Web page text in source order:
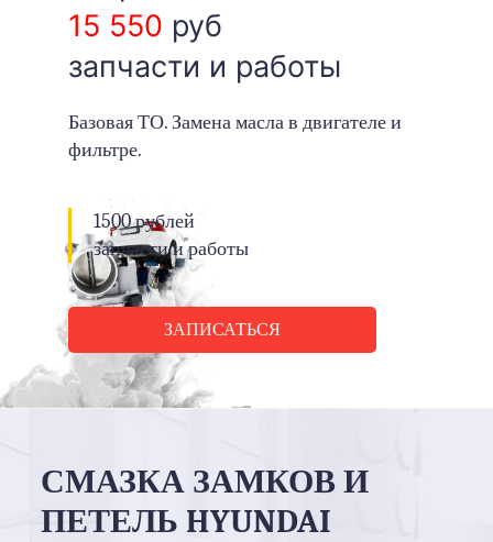
15 550 руб
запчасти и работы
Базовая ТО. Замена масла в двигателе и
фильтре.
1500 рублей
запчасти и работы
ЗАПИСАТЬСЯ
СМАЗКА ЗАМКОВ И
ПЕТЕЛЬ HYUNDAI